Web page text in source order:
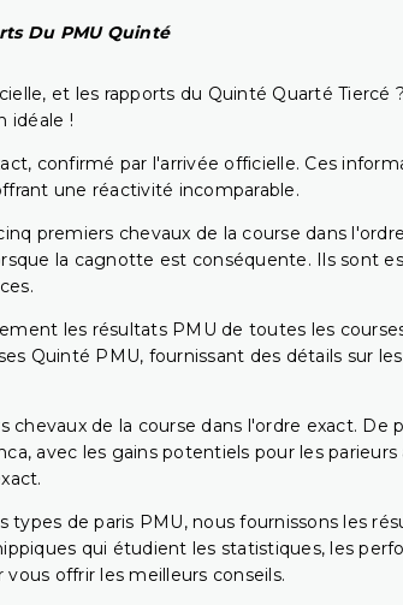
Du PMU Quinté
et les rapports du Quinté Quarté Tiercé
idéale !
confirmé par l'arrivée officielle. Ces
une réactivité incomparable.
premiers chevaux de la course dans
la cagnotte est conséquente. Ils sont
les résultats PMU de toutes les
Quinté PMU, fournissant des détails sur
de la course dans l'ordre exact. De
avec les gains potentiels pour les parieurs
de paris PMU, nous fournissons les
qui étudient les statistiques, les
offrir les meilleurs conseils.